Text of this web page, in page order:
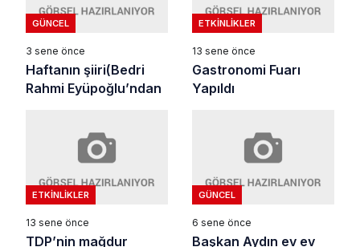
GÜNCEL
3 sene önce
Haftanın şiiri(Bedri
Rahmi Eyüpoğlu’ndan
ETKINLIKLER
13 sene önce
Gastronomi Fuarı
Yapıldı
ETKINLIKLER
13 sene önce
TDP’nin mağdur
GÜNCEL
6 sene önce
Başkan Aydın ev ev